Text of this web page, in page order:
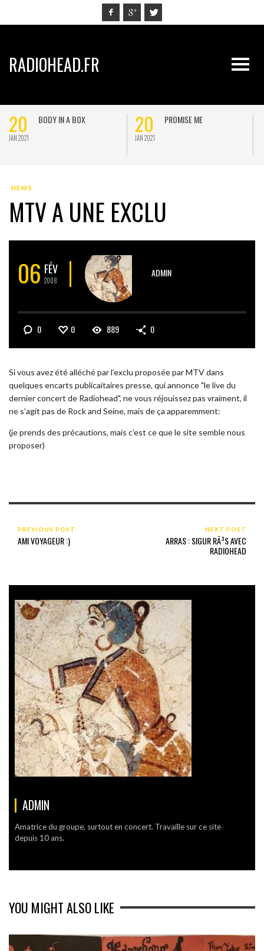
RADIOHEAD.FR
20
JAN 2021
BODY IN A BOX 20
JAN 2021
PROMISE ME
NEWS
MTV A UNE EXCLU
06 FÉV
2008
ADMIN
0 0 889 0
Si vous avez été alléché par l’exclu proposée par MTV dans
quelques encarts publicaitaires presse, qui annonce "le live du
dernier concert de Radiohead", ne vous réjouissez pas vraiment, il
ne s’agit pas de Rock and Seine, mais de ça apparemment:
(je prends des précautions, mais c’est ce que le site semble nous
proposer)
PREVIOUS POST
AMI VOYAGEUR :)
NEXT POST
ARRAS : SIGUR RÃ³S AVEC
RADIOHEAD
ADMIN
Amatrice du groupe, surtout en concert. Travaille sur ce site
depuis 10 ans.
YOU MIGHT ALSO LIKE